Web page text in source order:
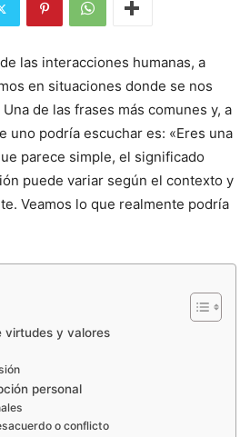
las interacciones humanas, a
en situaciones donde se nos
de las frases más comunes y, a
uno podría escuchar es: «Eres una
parece simple, el significado
puede variar según el contexto y
Veamos lo que realmente podría
virtudes y valores
personal
o conflicto